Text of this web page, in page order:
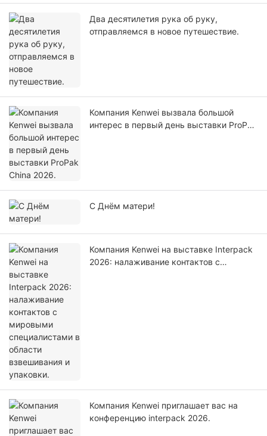
Два десятилетия рука об руку,
отправляемся в новое путешествие.
Компания Kenwei вызвала большой
интерес в первый день выставки ProPak
С Днём матери!
Компания Kenwei на выставке Interpack
2026: налаживание контактов с
Компания Kenwei приглашает вас на
конференцию interpack 2026.